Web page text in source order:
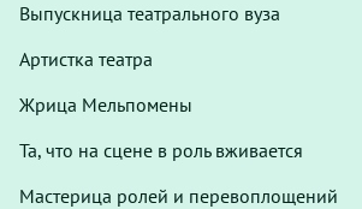
Выпускница театрального вуза
Артистка театра
Жрица Мельпомены
Та, что на сцене в роль вживается
Мастерица ролей и перевоплощений